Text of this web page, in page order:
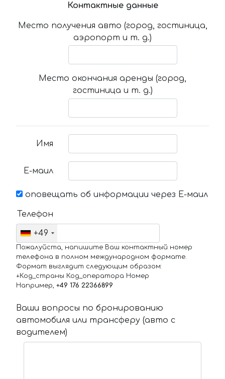
Контактные данные
Место получения авто (город, гостиница,
аэропорт и т. д.)
Место окончания аренды (город,
гостиница и т. д.)
Имя
Е-маил
оповещать об информации через Е-маил
Телефон
+49
Пожалуйста, напишите Ваш контактный номер
телефона в полном международном формате.
Формат выглядит следующим образом:
+Код_страны Код_оператора Номер
Например, +49 176 22366899
Ваши вопросы по бронированию
автомобиля или трансферу (авто с
водителем)